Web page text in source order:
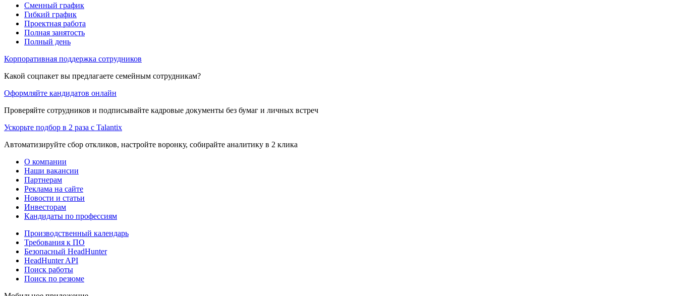
Сменный график
Гибкий график
Проектная работа
Полная занятость
Полный день
Корпоративная поддержка сотрудников
Какой соцпакет вы предлагаете семейным сотрудникам?
Оформляйте кандидатов онлайн
Проверяйте сотрудников и подписывайте кадровые документы без бумаг и личных встреч
Ускорьте подбор в 2 раза с Talantix
Автоматизируйте сбор откликов, настройте воронку, собирайте аналитику в 2 клика
О компании
Наши вакансии
Партнерам
Реклама на сайте
Новости и статьи
Инвесторам
Кандидаты по профессиям
Производственный календарь
Требования к ПО
Безопасный HeadHunter
HeadHunter API
Поиск работы
Поиск по резюме